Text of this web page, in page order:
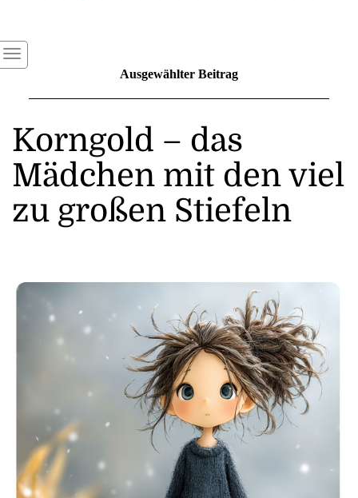
Ausgewählter Beitrag
Korngold – das
Mädchen mit den viel
zu großen Stiefeln